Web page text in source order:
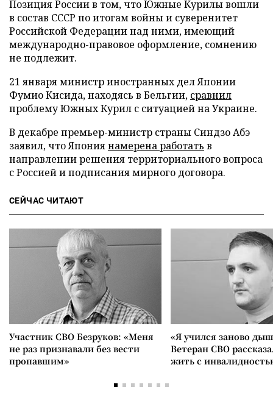
Позиция России в том, что Южные Курилы вошли
в состав СССР по итогам войны и суверенитет
Российской Федерации над ними, имеющий
международно-правовое оформление, сомнению
не подлежит.
21 января министр иностранных дел Японии
Фумио Кисида, находясь в Бельгии, сравнил
проблему Южных Курил с ситуацией на Украине.
В декабре премьер-министр страны Синдзо Абэ
заявил, что Япониянамерена работать в
направлении решения территориального вопроса
с Россией и подписания мирного договора.
СЕЙЧАС ЧИТАЮТ
Участник СВО Безруков: «Меня
не раз признавали без вести
пропавшим»
«Я учился заново
Ветеран СВО
жить с